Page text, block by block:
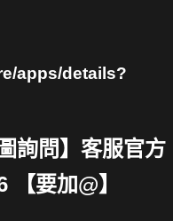
apps/details?
詢問】客服官方
要加@】